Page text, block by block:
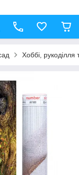
Хоббі, рукоділля